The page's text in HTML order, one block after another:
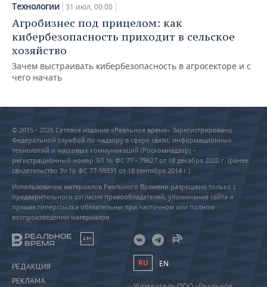
Технологии 31 июл, 00:00
Агробизнес под прицелом: как
кибербезопасность приходит в сельское
хозяйство
Зачем выстраивать кибербезопасность в агросекторе и с
чего начать
© 2015 - 2026 Сетевое издание «Реальное время» Зарегистрировано
Федеральной службой по надзору в сфере связи, информационных
технологий и массовых коммуникаций (Роскомнадзор) –
регистрационный номер ЭЛ № ФС 77 - 79627 от 18 декабря 2020 г. (ранее
свидетельство Эл № ФС 77-59331 от 18 сентября 2014 г.)
Использование материалов Реального Времени разрешено только с
предварительного согласия правообладателей, упоминание сайта и
прямая гиперссылка обязательны при частичном или полном
воспроизведении материалов.
18+
РЕДАКЦИЯ
РЕКЛАМА
RU EN